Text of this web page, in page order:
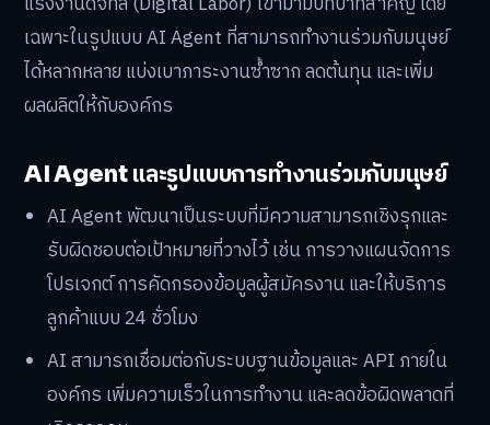
AI ในปี 2026 ไม่ได้เข้ามาแทนที่มนุษย์แบบเบ็ดเสร็จ แต่เน้น
การยกระดับศักยภาพและเสริมกำลังในโลกการทำงาน
แรงงานดิจิทัล (Digital Labor) เข้ามามีบทบาทสำคัญ โดย
เฉพาะในรูปแบบ AI Agent ที่สามารถทำงานร่วมกับมนุษย์
ได้หลากหลาย แบ่งเบาภาระงานซ้ำซาก ลดต้นทุน และเพิ่ม
ผลผลิตให้กับองค์กร